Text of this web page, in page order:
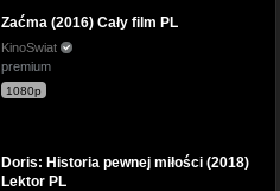
Zaćma (2016) Cały film PL
KinoSwiat
premium
1080p
Doris: Historia pewnej miłości (2018)
Lektor PL